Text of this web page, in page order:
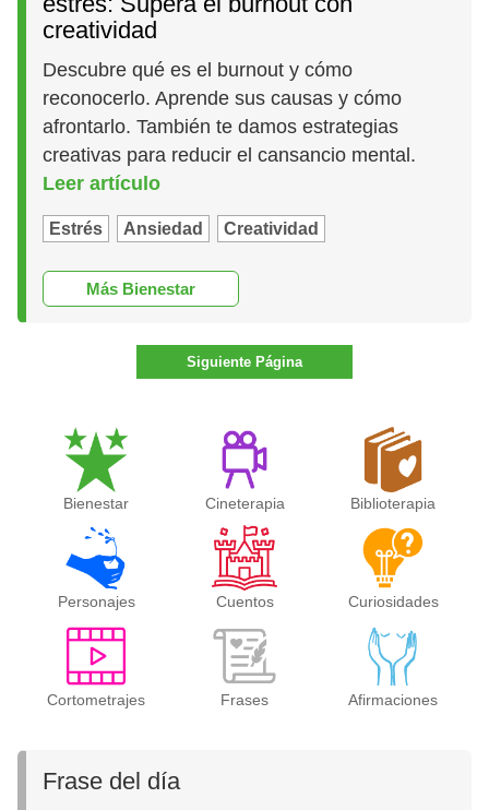
creatividad
Descubre qué es el burnout y cómo
reconocerlo. Aprende sus causas y cómo
afrontarlo. También te damos estrategias
creativas para reducir el cansancio mental.
Leer artículo
Estrés Ansiedad Creatividad
Más Bienestar
Siguiente Página
Bienestar Cineterapia Biblioterapia
Personajes Cuentos Curiosidades
Cortometrajes Frases Afirmaciones
Frase del día